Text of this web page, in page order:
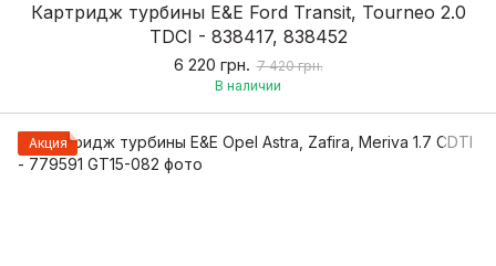
Картридж турбины E&E Ford Transit, Tourneo 2.0
TDCI - 838417, 838452
6 220 грн. 7 420 грн.
В наличии
Акция